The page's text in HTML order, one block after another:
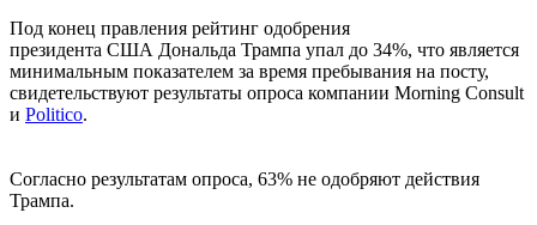
Под конец правления рейтинг одобрения
президента США Дональда Трампа упал до 34%, что является
минимальным показателем за время пребывания на посту,
свидетельствуют результаты опроса компании Morning Consult
и Politico.
Согласно результатам опроса, 63% не одобряют действия
Трампа.